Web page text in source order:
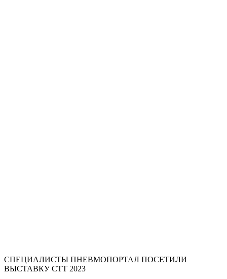
СПЕЦИАЛИСТЫ ПНЕВМОПОРТАЛ ПОСЕТИЛИ
ВЫСТАВКУ СТТ 2023